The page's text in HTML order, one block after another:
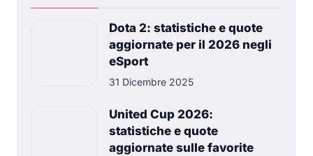
Dota 2: statistiche e quote
aggiornate per il 2026 negli
eSport
31 Dicembre 2025
United Cup 2026:
statistiche e quote
aggiornate sulle favorite